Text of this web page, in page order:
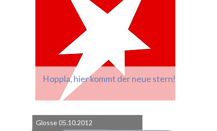
Hoppla, hier kommt der neue stern!
Glosse05.10.2012